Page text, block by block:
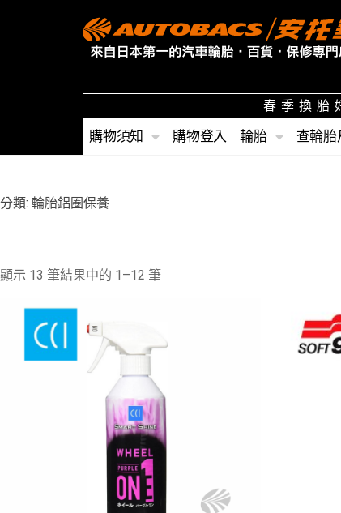
春季換胎
購物須知
購物登入 輪胎 查輪胎
分類: 輪胎鋁圈保養
顯示 13 筆結果中的 1–12 筆